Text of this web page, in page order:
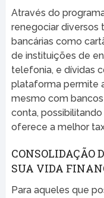
Através do
renegociar diversos
bancárias como
de instituições de
telefonia, e dívidas
plataforma permite
mesmo com
conta,
oferece a melhor
CONSOLIDAÇÃO
SUA VIDA
Para aqueles que